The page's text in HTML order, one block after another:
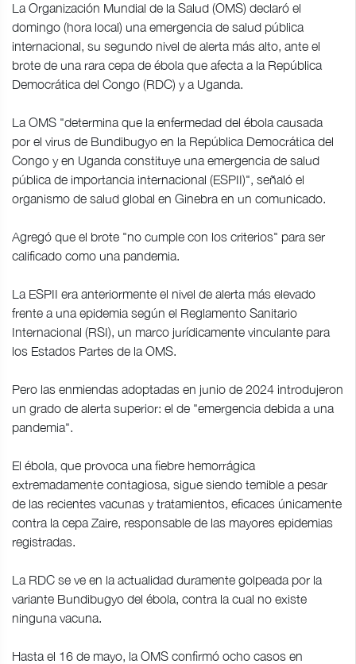
La Organización Mundial de la Salud (OMS) declaró el
domingo (hora local) una emergencia de salud pública
internacional, su segundo nivel de alerta más alto, ante el
brote de una rara cepa de ébola que afecta a la República
Democrática del Congo (RDC) y a Uganda.
La OMS "determina que la enfermedad del ébola causada
por el virus de Bundibugyo en la República Democrática del
Congo y en Uganda constituye una emergencia de salud
pública de importancia internacional (ESPII)", señaló el
organismo de salud global en Ginebra en un comunicado.
Agregó que el brote "no cumple con los criterios" para ser
calificado como una pandemia.
La ESPII era anteriormente el nivel de alerta más elevado
frente a una epidemia según el Reglamento Sanitario
Internacional (RSI), un marco jurídicamente vinculante para
los Estados Partes de la OMS.
Pero las enmiendas adoptadas en junio de 2024 introdujeron
un grado de alerta superior: el de "emergencia debida a una
pandemia".
El ébola, que provoca una fiebre hemorrágica
extremadamente contagiosa, sigue siendo temible a pesar
de las recientes vacunas y tratamientos, eficaces únicamente
contra la cepa Zaire, responsable de las mayores epidemias
registradas.
La RDC se ve en la actualidad duramente golpeada por la
variante Bundibugyo del ébola, contra la cual no existe
ninguna vacuna.
Hasta el 16 de mayo, la OMS confirmó ocho casos en